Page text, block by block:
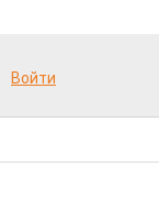
Войти